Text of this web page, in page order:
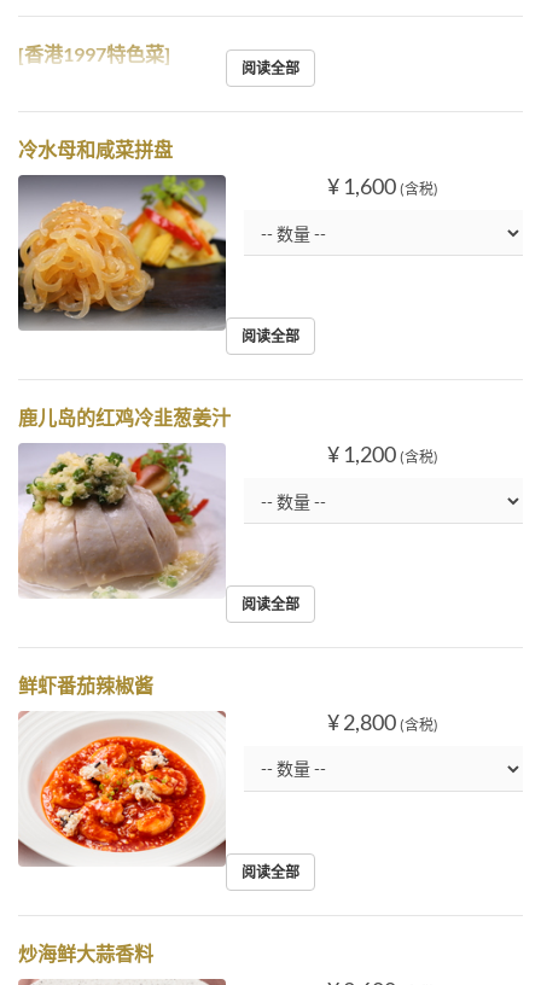
[香港1997特色菜]
阅读全部
冷水母和咸菜拼盘
¥ 1,600 (含税)
阅读全部
鹿儿岛的红鸡冷韭葱姜汁
¥ 1,200 (含税)
阅读全部
鲜虾番茄辣椒酱
¥ 2,800 (含税)
阅读全部
炒海鲜大蒜香料